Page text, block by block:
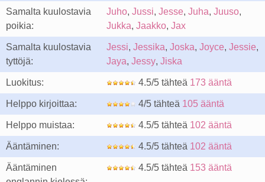
Samalta kuulostavia
poikia:
Juho, Jussi, Jesse, Juha, Juuso,
Jukka, Jaakko, Jax
Samalta kuulostavia
tyttöjä:
Jessi, Jessika, Joska, Joyce, Jessie,
Jaya, Jessy, Jiska
Luokitus: 4.5/5 tähteä 173 ääntä
Helppo kirjoittaa: 4/5 tähteä 105 ääntä
Helppo muistaa: 4.5/5 tähteä 102 ääntä
Ääntäminen: 4.5/5 tähteä 102 ääntä
Ääntäminen
4.5/5 tähteä 153 ääntä